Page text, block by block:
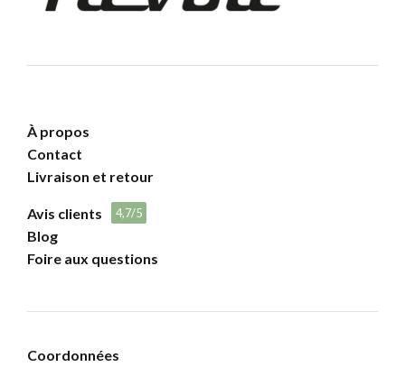
À propos
Contact
Livraison et retour
Avis clients 4,7/5
Blog
Foire aux questions
Coordonnées